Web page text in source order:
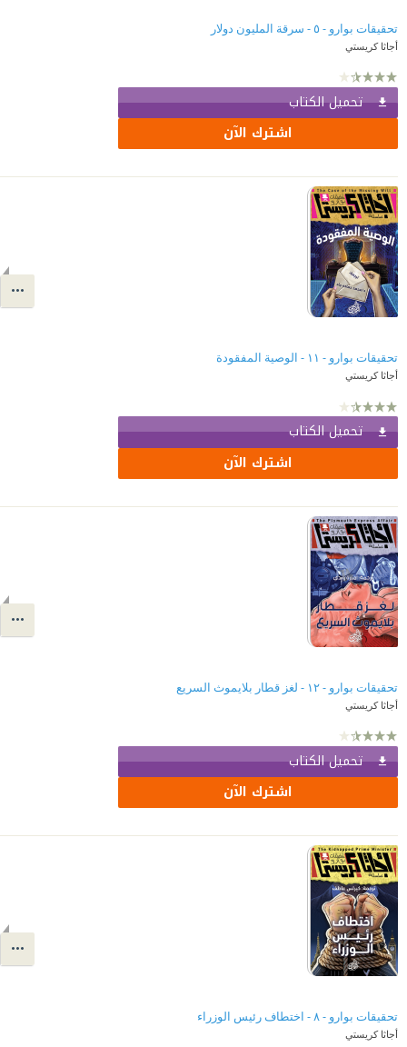
تحقيقات بوارو - ٥ - سرقة المليون دولار
أجاثا كريستي
تحميل الكتاب
اشترك الآن
تحقيقات بوارو - ١١ - الوصية المفقودة
أجاثا كريستي
تحميل الكتاب
اشترك الآن
تحقيقات بوارو - ١٢ - لغز قطار بلايموث السريع
أجاثا كريستي
تحميل الكتاب
اشترك الآن
تحقيقات بوارو - ٨ - اختطاف رئيس الوزراء
أجاثا كريستي